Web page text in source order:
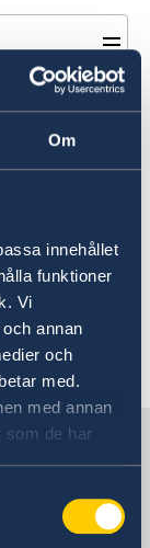
Om
innehållet
funktioner
Vi
annan
och
med.
med annan
som de har
1 januari
inför
-
av